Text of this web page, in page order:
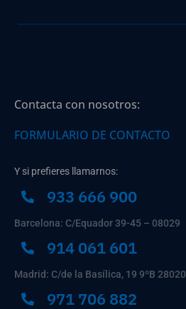
Contacta con nosotros:
FORMULARIO DE CONTACTO
Y si prefieres llamarnos:
933 666 900
Barcelona: C/Equador 39-45 – 08029
914 061 601
Madrid: C/de la Basílica, 19 9ºB 28020
971 706 882